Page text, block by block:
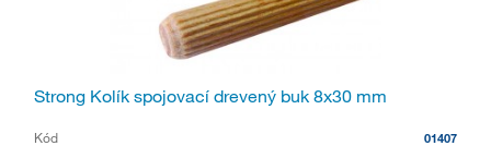
Strong Kolík spojovací drevený buk 8x30 mm
Kód 01407